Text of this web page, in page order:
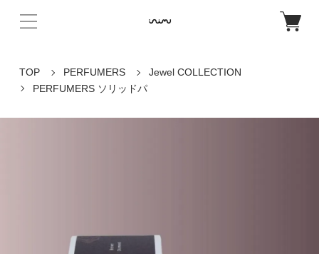
TOP PERFUMERS
Jewel COLLECTION
PERFUMERS ソリッドパ